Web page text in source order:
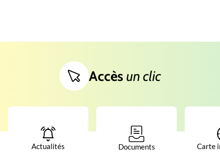
Accès un clic
Actualités Documents Carte